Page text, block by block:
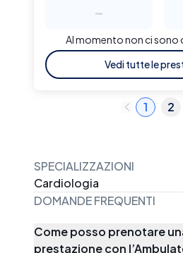
-
Al momento non ci sono
Vedi tutte le
1 2
SPECIALIZZAZIONI
Cardiologia
DOMANDE FREQUENTI
Come posso prenotare
prestazione con